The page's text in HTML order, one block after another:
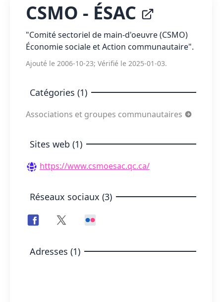
CSMO - ÉSAC
"Comité sectoriel de main-d'oeuvre (CSMO)
Économie sociale et Action communautaire".
Ajouté le 2006-10-23; Vérifié le 2025-01-03.
Catégories (1)
Associations et groupes communautaires
Sites web (1)
https://www.csmoesac.qc.ca/
Réseaux sociaux (3)
Adresses (1)